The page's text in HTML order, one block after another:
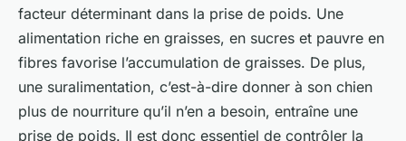
facteur déterminant dans la prise de poids. Une
alimentation riche en graisses, en sucres et pauvre en
fibres favorise l’accumulation de graisses. De plus,
une suralimentation, c’est-à-dire donner à son chien
plus de nourriture qu’il n’en a besoin, entraîne une
prise de poids. Il est donc essentiel de contrôler la